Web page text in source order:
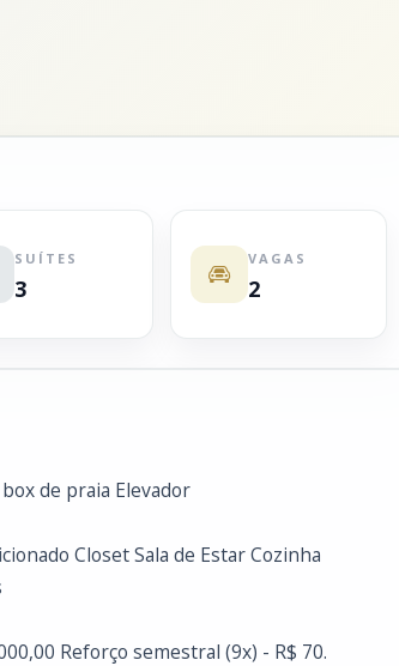
SUÍTES
3
VAGAS
2
de praia Elevador
Closet Sala de Estar Cozinha
Reforço semestral (9x) - R$ 70.